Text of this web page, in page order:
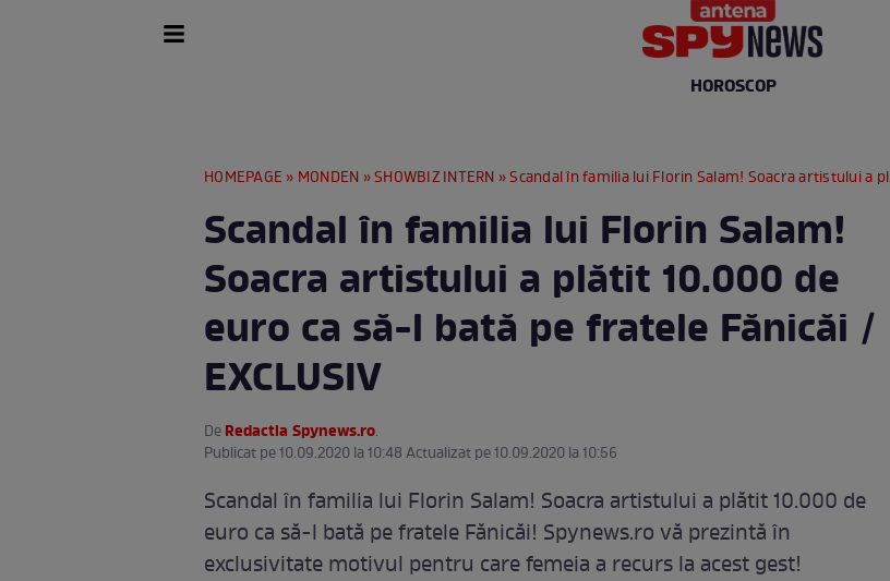
HOROSCOP
HOMEPAGE » MONDEN »SHOWBIZ INTERN » Scandal în familia lui Florin Salam! Soacra artistului a plătit 10.000 de euro ca să-l bată pe fratele Fănicăi / EXCLUSIV
Scandal în familia lui Florin Salam!
Soacra artistului a plătit 10.000 de
euro ca să-l bată pe fratele Fănicăi /
EXCLUSIV
DeRedactia Spynews.ro.
Publicat pe 10.09.2020 la 10:48 Actualizat pe 10.09.2020 la 10:56
Scandal în familia lui Florin Salam! Soacra artistului a plătit 10.000 de
euro ca să-l bată pe fratele Fănicăi! Spynews.ro vă prezintă în
exclusivitate motivul pentru care femeia a recurs la acest gest!